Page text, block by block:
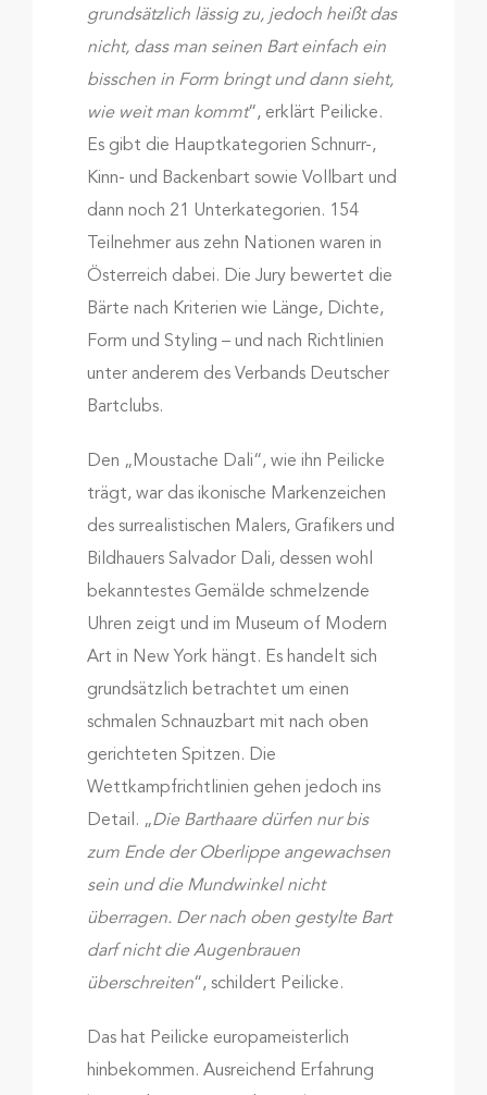
grundsätzlich lässig zu, jedoch heißt das
nicht, dass man seinen Bart einfach ein
bisschen in Form bringt und dann sieht,
wie weit man kommt“, erklärt Peilicke.
Es gibt die Hauptkategorien Schnurr-,
Kinn- und Backenbart sowie Vollbart und
dann noch 21 Unterkategorien. 154
Teilnehmer aus zehn Nationen waren in
Österreich dabei. Die Jury bewertet die
Bärte nach Kriterien wie Länge, Dichte,
Form und Styling – und nach Richtlinien
unter anderem des Verbands Deutscher
Bartclubs.
Den „Moustache Dali“, wie ihn Peilicke
trägt, war das ikonische Markenzeichen
des surrealistischen Malers, Grafikers und
Bildhauers Salvador Dali, dessen wohl
bekanntestes Gemälde schmelzende
Uhren zeigt und im Museum of Modern
Art in New York hängt. Es handelt sich
grundsätzlich betrachtet um einen
schmalen Schnauzbart mit nach oben
gerichteten Spitzen. Die
Wettkampfrichtlinien gehen jedoch ins
Detail. „Die Barthaare dürfen nur bis
zum Ende der Oberlippe angewachsen
sein und die Mundwinkel nicht
überragen. Der nach oben gestylte Bart
darf nicht die Augenbrauen
überschreiten“, schildert Peilicke.
Das hat Peilicke europameisterlich
hinbekommen. Ausreichend Erfahrung